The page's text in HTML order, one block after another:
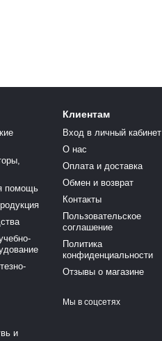
помощь
и
Клиентам
Вход в личный кабинет
О нас
Оплата и доставка
Обмен и возврат
Контакты
Пользовательское
соглашение
Политика
конфиденциальности
Отзывы о магазине
Мы в соцсетях